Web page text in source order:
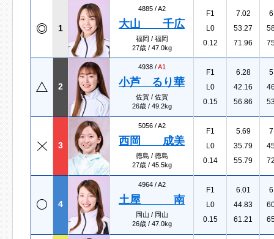
1
4885 /A2
大山 千広
福岡 / 福岡
27歳 / 47.0kg
F1
L0
0.12
7.02
53.27
71.96
2
4938 /A1
小芦 るり華
佐賀 / 佐賀
26歳 / 49.2kg
F1
L0
0.15
6.28
42.16
56.86
3
5056 /A2
西岡 成美
徳島 / 徳島
27歳 / 45.5kg
F1
L0
0.14
5.69
35.79
55.79
4
4964 /A2
土屋 南
岡山 / 岡山
26歳 / 47.0kg
F1
L0
0.15
6.01
44.83
61.21